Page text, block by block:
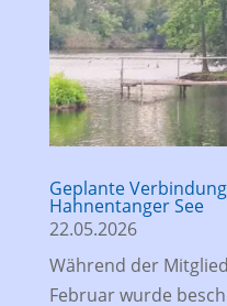
Geplante
Hahnentanger See
22.05.2026
Während der
Februar wurde